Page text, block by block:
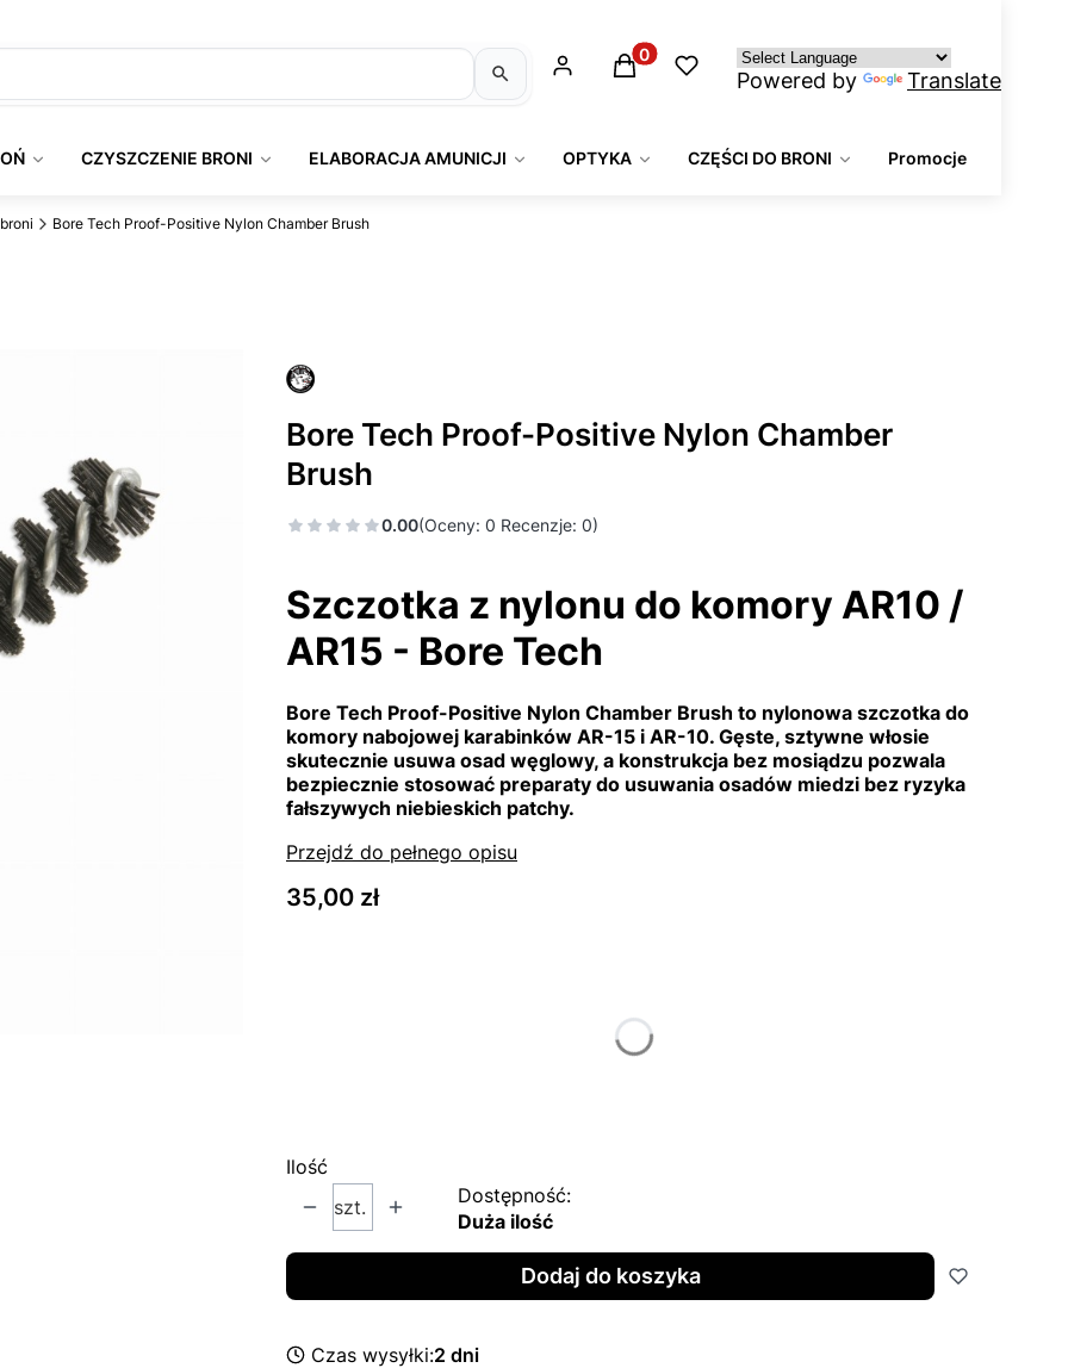
Produkty w koszyku: 0. Zobacz szczegóły
Powered by Translate
CZYSZCZENIE BRONI ELABORACJA AMUNICJI OPTYKA CZĘŚCI DO BRONI Promocje
Bore Tech Proof-Positive Nylon Chamber Brush
Bore Tech Proof-Positive Nylon Chamber
Brush
0.00(Oceny: 0 Recenzje: 0)
Szczotka z nylonu do komory AR10 /
AR15 - Bore Tech
Bore Tech Proof-Positive Nylon Chamber Brush to nylonowa szczotka do
komory nabojowej karabinków AR-15 i AR-10. Gęste, sztywne włosie
skutecznie usuwa osad węglowy, a konstrukcja bez mosiądzu pozwala
bezpiecznie stosować preparaty do usuwania osadów miedzi bez ryzyka
fałszywych niebieskich patchy.
Przejdź do pełnego opisu
Cena
35,00 zł
Ilość
szt.
Dostępność:
Duża ilość
Dodaj do koszyka
Czas wysyłki:2 dni